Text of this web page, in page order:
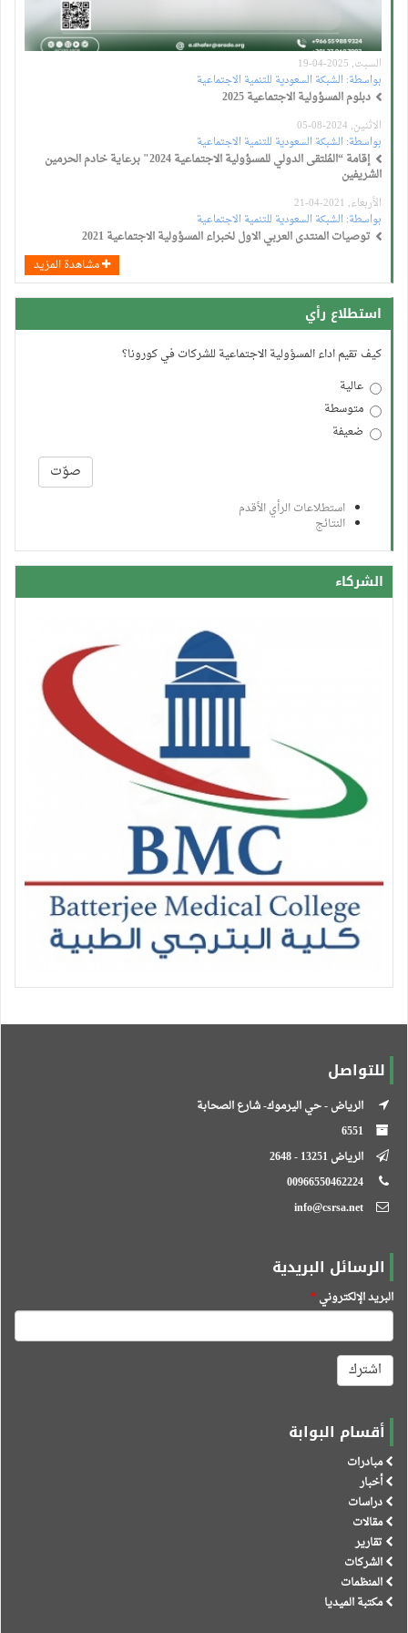
السبت, 2025-04-19
بواسطة:الشبكة السعودية للتنمية الاجتماعية
دبلوم المسؤولية الاجتماعية 2025
الاثنين, 2024-08-05
بواسطة:الشبكة السعودية للتنمية الاجتماعية
إقامة “المُلتقى الدولي للمسؤولية الاجتماعية 2024" برعاية خادم الحرمين
الشريفين
الأربعاء, 2021-04-21
بواسطة:الشبكة السعودية للتنمية الاجتماعية
توصيات المنتدى العربي الاول لخبراء المسؤولية الاجتماعية 2021
مشاهدة المزيد
استطلاع رأي
كيف تقيم اداء المسؤولية الاجتماعية للشركات في كورونا؟
عالية
متوسطة
ضعيفة
صوّت
استطلاعات الرأي الأقدم
النتائج
الشركاء
للتواصل
الرياض - حي اليرموك- شارع الصحابة
الرياض 13251 - 2648
الرسائل البريدية
البريد الإلكتروني*
اشترك
أقسام البوابة
مبادرات
أخبار
دراسات
مقالات
تقارير
الشركات
المنظمات
مكتبة الميديا